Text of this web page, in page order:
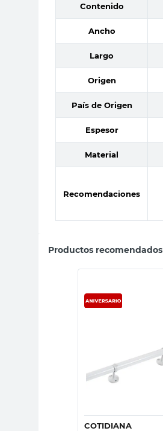
Contenido
Ancho
Largo
Origen
País de Origen
Espesor
Material
Recomendaciones
Productos recomendados
COTIDIANA